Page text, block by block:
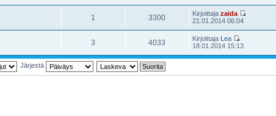
1 3300 Kirjoittajazaida
21.01.2014 06:04
3 4033 Kirjoittaja Lea
18.01.2014 15:13
Järjestä